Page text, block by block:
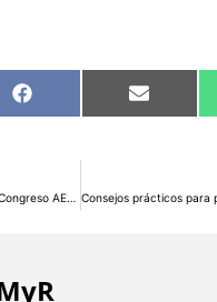
Compartir
en
Facebook Compartir
en
Email
Valencia será la sede del Congreso AE2025 con una Participación Internacional sin precedentes